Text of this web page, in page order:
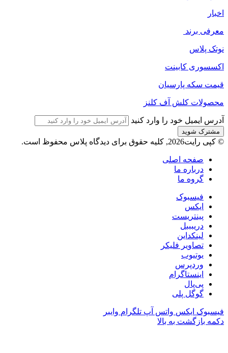
اخبار
معرفی برند
نوتک پلاس
اکسسوری کابینت
قیمت سکه پارسیان
محصولات کلش آف کلنز
آدرس ایمیل خود را وارد کنید
© کپی رایت2026, کلیه حقوق برای دیدگاه پلاس محفوظ است.
صفحه اصلی
درباره ما
گروه ما
فیسبوک
ایکس
پینتریست
دریبببل
لینکداین
تصاویر فلیکر
یوتیوب
وردپرس
اینستاگرام
پی‌پال
گوگل پلی
فیسبوک ایکس واتس آپ تلگرام وایبر
دکمه بازگشت به بالا